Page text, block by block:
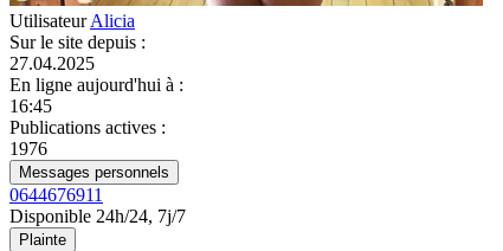
UtilisateurAlicia
Sur le site depuis :
27.04.2025
En ligne aujourd'hui à :
16:45
Publications actives :
1976
Messages personnels
0644676911
Disponible 24h/24, 7j/7
Plainte